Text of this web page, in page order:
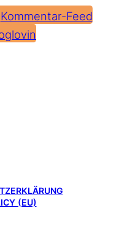
Kommentar-Feed
(EU)